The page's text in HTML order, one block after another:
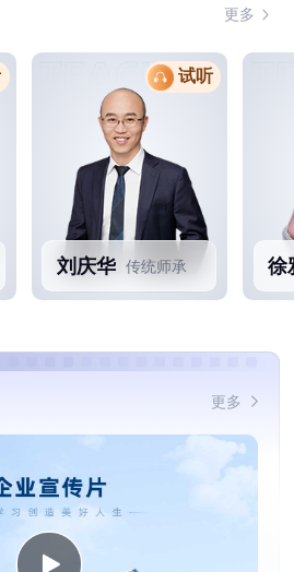
更多
试听
刘庆华 传统师承 徐
更多